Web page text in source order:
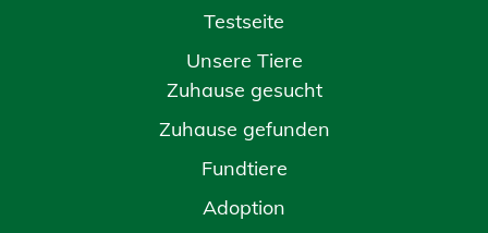
Testseite
Unsere Tiere
Zuhause gesucht
Zuhause gefunden
Fundtiere
Adoption